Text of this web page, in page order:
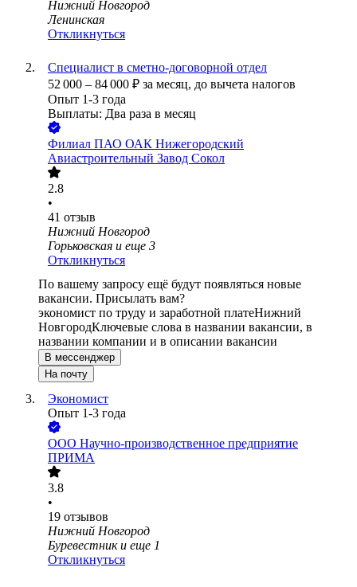
Нижний Новгород
Ленинская
Откликнуться
Специалист в сметно-договорной отдел
52 000 – 84 000 ₽ за месяц, до вычета налогов
Опыт 1-3 года
Выплаты: Два раза в месяц
Филиал ПАО ОАК Нижегородский
Авиастроительный Завод Сокол
2.8
•
41 отзыв
Нижний Новгород
Горьковская и еще 3
Откликнуться
По вашему запросу ещё будут появляться новые
вакансии. Присылать вам?
экономист по труду и заработной платеНижний
НовгородКлючевые слова в названии вакансии, в
названии компании и в описании вакансии
В мессенджер
На почту
Экономист
Опыт 1-3 года
ООО Научно-производственное предприятие
ПРИМА
3.8
•
19 отзывов
Нижний Новгород
Буревестник и еще 1
Откликнуться